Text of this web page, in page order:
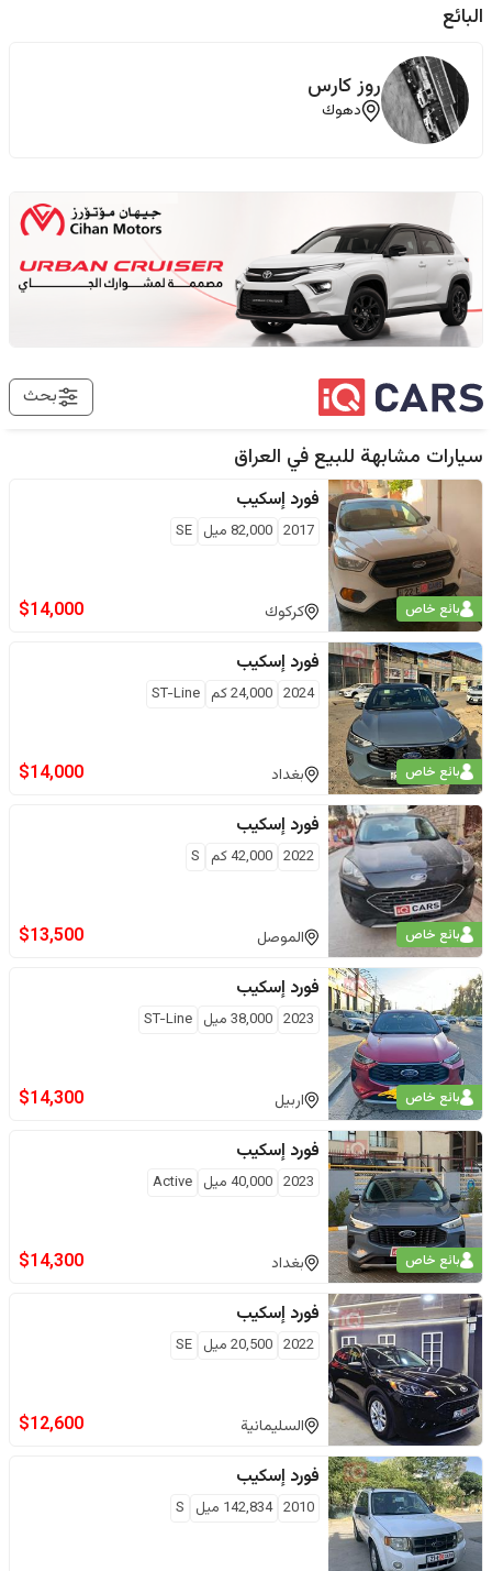
البائع
روز كارس
دهوك
بحث
سيارات مشابهة للبيع في العراق
بائع خاص
فورد إسكيب
2017
82,000 ميل SE
كركوك $14,000
بائع خاص
فورد إسكيب
2024
24,000كم ST-Line
بغداد $14,000
بائع خاص
فورد إسكيب
2022
42,000كم S
الموصل $13,500
بائع خاص
فورد إسكيب
2023
38,000 ميل ST-Line
اربيل $14,300
بائع خاص
فورد إسكيب
2023
40,000 ميل Active
بغداد $14,300
فورد إسكيب
2022
20,500 ميل SE
السليمانية $12,600
فورد إسكيب
2010
142,834 ميل S